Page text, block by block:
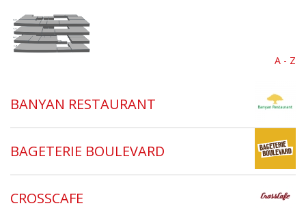
A - Z
BANYAN RESTAURANT
BAGETERIE BOULEVARD
CROSSCAFE